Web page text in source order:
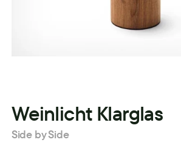
Weinlicht Klarglas
Side by Side